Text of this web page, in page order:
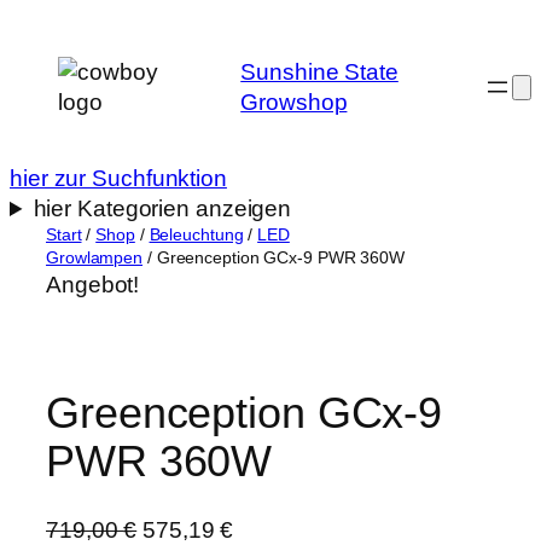
Inhalt
springen
Sunshine State
Growshop
hier zur Suchfunktion
hier Kategorien anzeigen
Start/Shop/ Beleuchtung / LED
Growlampen / Greenception GCx-9 PWR 360W
Angebot!
Greenception GCx-9
PWR 360W
719,00€ U
575,19€A